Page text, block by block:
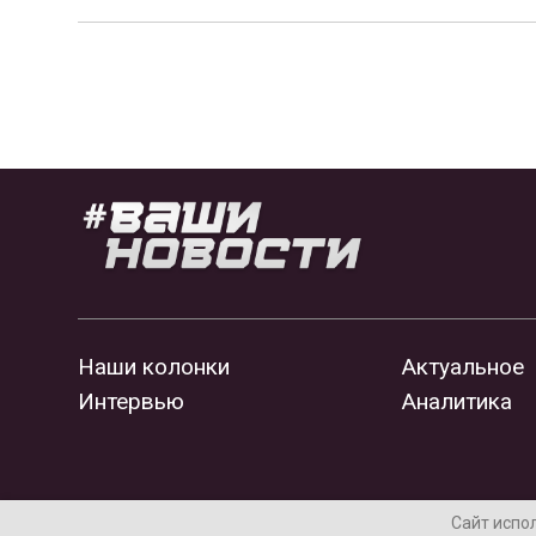
Наши колонки
Интервью
Актуальное
Аналитика
Сайт